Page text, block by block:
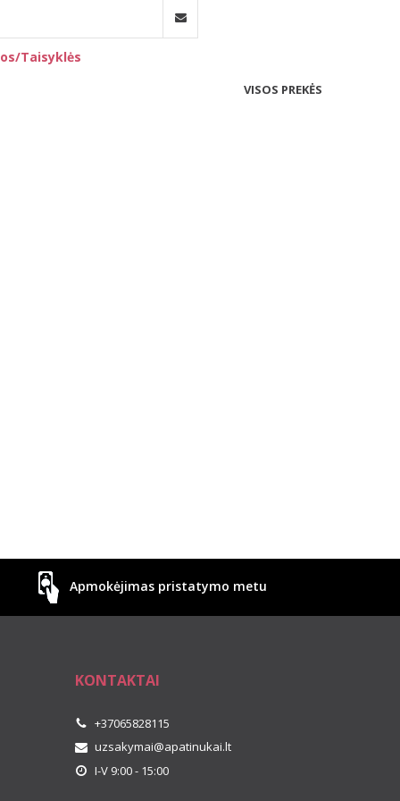
Taisyklės
VISOS PREKĖS
Apmokėjimas pristatymo metu
KONTAKTAI
+37065828115
uzsakymai@apatinukai.lt
I-V 9:00 - 15:00